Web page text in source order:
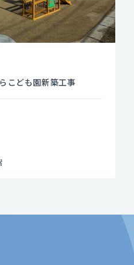
こども園新築工事